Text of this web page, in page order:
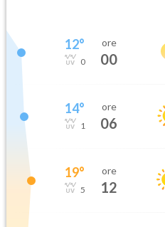
12°
0
ore
00
14°
1
ore
06
19°
5
ore
12